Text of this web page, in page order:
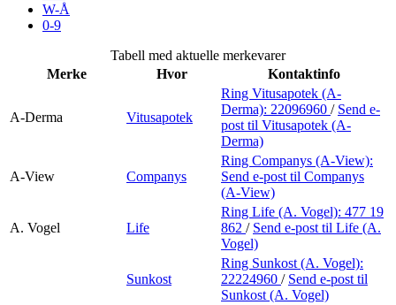
Søk
Åpningstider
Praktisk informasjon
Magasin
W-Å
0-9
Tabell med aktuelle merkevarer
Merke
Hvor Kontaktinfo
A-Derma Vitusapotek
Ring Vitusapotek (A-
Derma): 22096960 / Send e-
post til Vitusapotek (A-
Derma)
A-View Companys
Ring Companys (A-View):
Send e-post til Companys
(A-View)
A. Vogel Life
Ring Life (A. Vogel): 477 19
862 / Send e-post til Life (A.
Vogel)
Sunkost
Ring Sunkost (A. Vogel):
22224960 / Send e-post til
Sunkost (A. Vogel)